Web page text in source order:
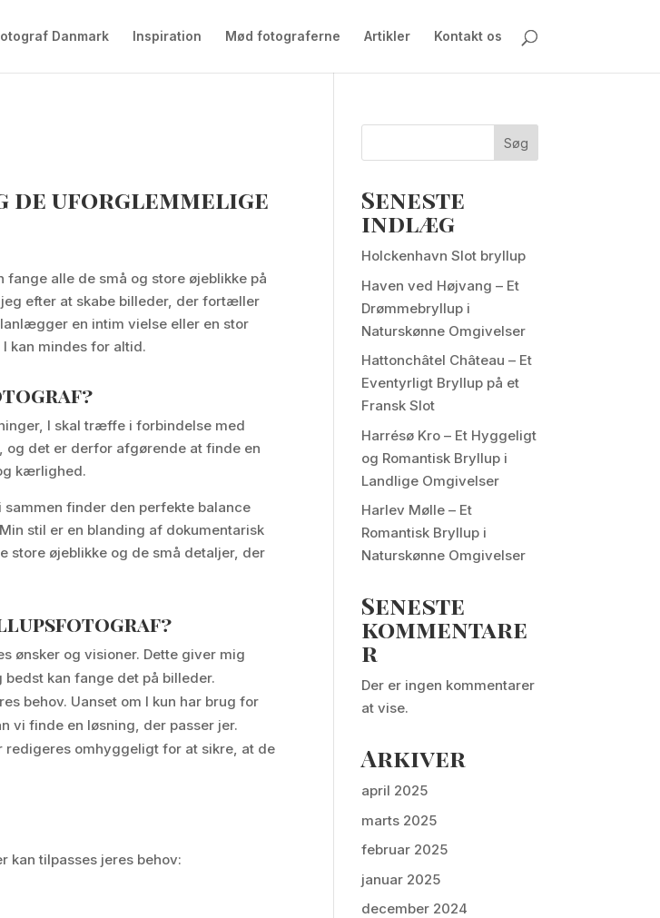
Danmark Inspiration Mød fotograferne Artikler Kontakt os
de uforglemmelige
fange alle de små og store øjeblikke på
efter at skabe billeder, der fortæller
en intim vielse eller en stor
kan mindes for altid.
I skal træffe i forbindelse med
og det er derfor afgørende at finde en
kærlighed.
sammen finder den perfekte balance
stil er en blanding af dokumentarisk
store øjeblikke og de små detaljer, der
ønsker og visioner. Dette giver mig
kan fange det på billeder.
behov. Uanset om I kun har brug for
vi finde en løsning, der passer jer.
redigeres omhyggeligt for at sikre, at de
kan tilpasses jeres behov:
Søg
Seneste
indlæg
Holckenhavn Slot bryllup
Haven ved Højvang – Et
Drømmebryllup i
Naturskønne Omgivelser
Hattonchâtel Château – Et
Eventyrligt Bryllup på et
Fransk Slot
Harrésø Kro – Et Hyggeligt
og Romantisk Bryllup i
Landlige Omgivelser
Harlev Mølle – Et
Romantisk Bryllup i
Naturskønne Omgivelser
Seneste
kommentare
r
Der er ingen kommentarer
at vise.
Arkiver
april 2025
marts 2025
februar 2025
januar 2025
december 2024